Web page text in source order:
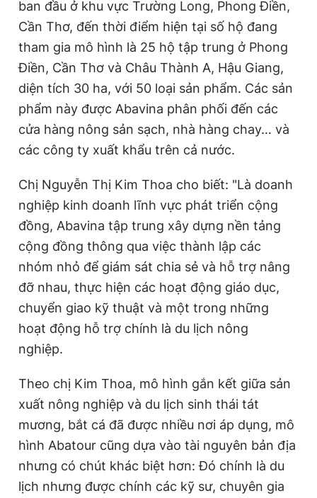
Giấy phép xuất bản số 110/GP - BTTTT cấp ngày 24.3.2020
© 2003-2026 Bản quyền thuộc về Báo Thanh Niên. Cấm sao
chép dưới mọi hình thức nếu không có sự chấp thuận bằng văn
bản. Phát triển bởi ePi Technologies, JSC.
ban đầu ở khu vực Trường Long, Phong Điền,
Cần Thơ, đến thời điểm hiện tại số hộ đang
tham gia mô hình là 25 hộ tập trung ở Phong
Điền, Cần Thơ và Châu Thành A, Hậu Giang,
diện tích 30 ha, với 50 loại sản phẩm. Các sản
phẩm này được Abavina phân phối đến các
cửa hàng nông sản sạch, nhà hàng chay… và
các công ty xuất khẩu trên cả nước.
Chị Nguyễn Thị Kim Thoa cho biết: "Là doanh
nghiệp kinh doanh lĩnh vực phát triển cộng
đồng, Abavina tập trung xây dựng nền tảng
cộng đồng thông qua việc thành lập các
nhóm nhỏ để giám sát chia sẻ và hỗ trợ nâng
đỡ nhau, thực hiện các hoạt động giáo dục,
chuyển giao kỹ thuật và một trong những
hoạt động hỗ trợ chính là du lịch nông
nghiệp.
Theo chị Kim Thoa, mô hình gắn kết giữa sản
xuất nông nghiệp và du lịch sinh thái tát
mương, bắt cá đã được nhiều nơi áp dụng, mô
hình Abatour cũng dựa vào tài nguyên bản địa
nhưng có chút khác biệt hơn: Đó chính là du
lịch nhưng được chính các kỹ sư, chuyên gia